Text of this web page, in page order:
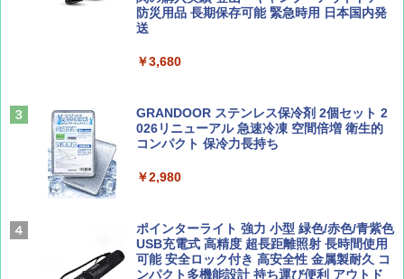
山と溪谷 2026年8月号「南アルプス大全」
Coyote No.89 特集 星野道夫 夢見る旅
AIRLINE（エアライン）2026年9月号【特
集】ボーイング110周年を祝して！
D40 地球の歩き方 チェンマイ タイ北部の魅
力的な町 2026～2027 地球の歩き方D アジア
￥2,079
A26 地球の歩き方 チェコ ポーランド スロヴ
ァキア 2026～2027 地球の歩き方A ヨーロッ
新しい日本地理 地図・統計・移動から読み
解く (講談社現代新書)
￥4,980
500002(88859)
￥5,999
ーティング フルクローズ メッシュ 3-4人用
簡単設置 ポップアップテント エクルベージ
ュ(BC仕様) PATC-150B(EB)
防災用品 長期保存可能 緊急時用 日本国内発
送
￥3,680
GRANDOOR ステンレス保冷剤 2個セット 2
026リニューアル 急速冷凍 空間倍増 衛生的
コンパクト 保冷力長持ち
￥2,980
ポインターライト 強力 小型 緑色/赤色/青紫色
USB充電式 高精度 超長距離照射 長時間使用
可能 安全ロック付き 高安全性 金属製耐久 コ
ンパクト多機能設計 持ち運び便利 アウトド